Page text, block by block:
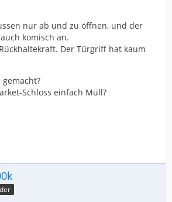
nur ab und zu öffnen, und der
komisch an.
Der Türgriff hat kaum
Schloss einfach Müll?